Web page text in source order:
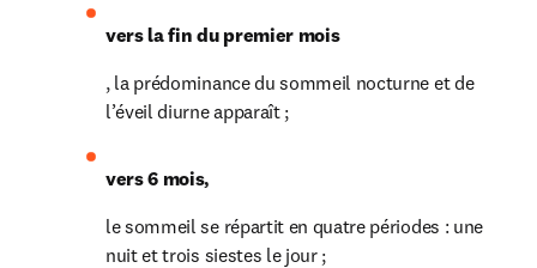
vers la fin du premier mois
, la prédominance du sommeil nocturne et de
l’éveil diurne apparaît ;
vers 6 mois,
le sommeil se répartit en quatre périodes : une
nuit et trois siestes le jour ;